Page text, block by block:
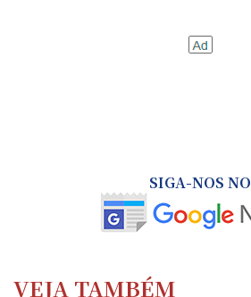
SIGA-NOS NO
VEJA TAMBÉM